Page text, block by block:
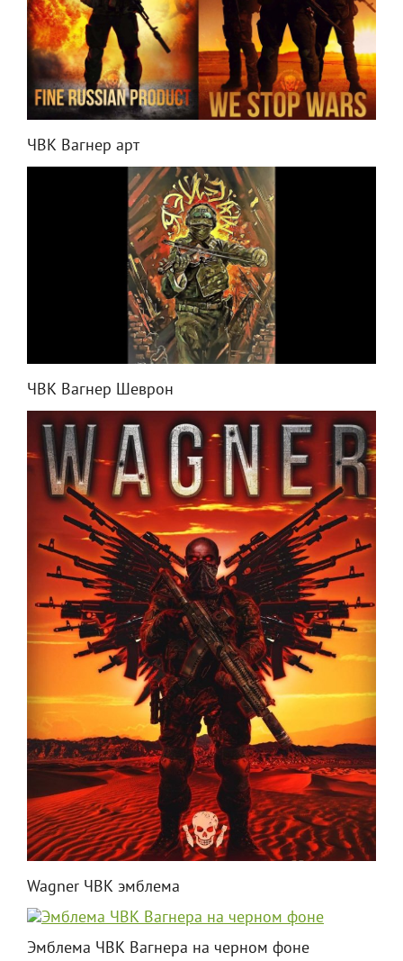
ЧВК Вагнер арт
ЧВК Вагнер Шеврон
Wagner ЧВК эмблема
Эмблема ЧВК Вагнера на черном фоне